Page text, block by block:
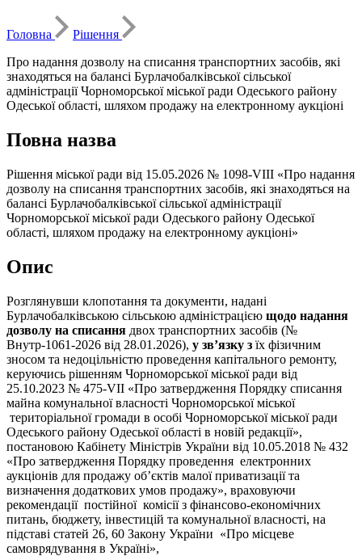
Головна
Рішення
Про надання дозволу на списання транспортних засобів, які
знаходяться на балансі Бурлачобалківської сільської
адміністрації Чорноморської міської ради Одеського району
Одеської області, шляхом продажу на електронному аукціоні
Повна назва
Рішення міської ради від 15.05.2026 № 1098-VIII «Про надання
дозволу на списання транспортних засобів, які знаходяться на
балансі Бурлачобалківської сільської адміністрації
Чорноморської міської ради Одеського району Одеської
області, шляхом продажу на електронному аукціоні»
Опис
Розглянувши клопотання та документи, надані
Бурлачобалківською сільською адміністрацією щодо надання
дозволу на списання двох транспортних засобів (№
Внутр-1061-2026 від 28.01.2026), у зв’язку з їх фізичним
зносом та недоцільністю проведення капітального ремонту,
керуючись рішенням Чорноморської міської ради від
25.10.2023 № 475-VII «Про затвердження Порядку списання
майна комунальної власності Чорноморської міської
територіальної громади в особі Чорноморської міської ради
Одеського району Одеської області в новій редакції»,
постановою Кабінету Міністрів України від 10.05.2018 № 432
«Про затвердження Порядку проведення електронних
аукціонів для продажу об’єктів малої приватизації та
визначення додаткових умов продажу», враховуючи
рекомендації постійної комісії з фінансово-економічних
питань, бюджету, інвестицій та комунальної власності, на
підставі статей 26, 60 Закону України «Про місцеве
самоврядування в Україні»,